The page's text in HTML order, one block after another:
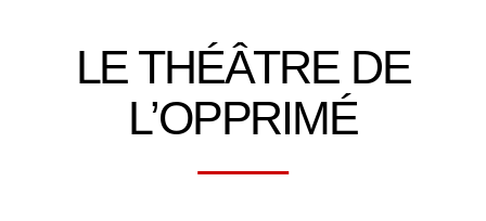
LE THÉÂTRE DE
L’OPPRIMÉ